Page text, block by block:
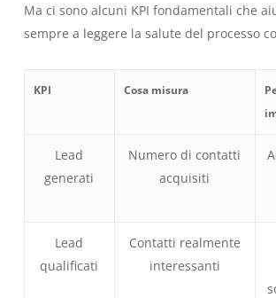
Ma ci sono alcuni KPI fondamentali che
sempre a leggere la salute del processo
KPI Cosa misura
Lead
generati
Numero di contatti
acquisiti
Lead
qualificati
Contatti realmente
interessanti